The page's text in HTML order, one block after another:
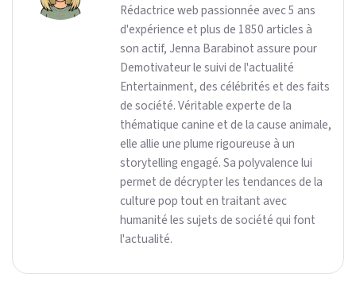
Rédactrice web passionnée avec 5 ans
d'expérience et plus de 1850 articles à
son actif, Jenna Barabinot assure pour
Demotivateur le suivi de l'actualité
Entertainment, des célébrités et des faits
de société. Véritable experte de la
thématique canine et de la cause animale,
elle allie une plume rigoureuse à un
storytelling engagé. Sa polyvalence lui
permet de décrypter les tendances de la
culture pop tout en traitant avec
humanité les sujets de société qui font
l'actualité.